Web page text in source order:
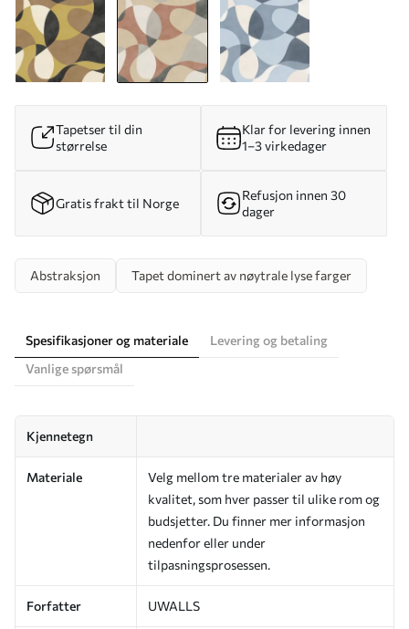
Tapetser til din
størrelse
Klar for levering innen
1–3 virkedager
Gratis frakt til Norge
Refusjon innen 30
dager
Abstraksjon Tapet dominert av nøytrale lyse farger
Spesifikasjoner og materiale
Levering og betaling
Vanlige spørsmål
Kjennetegn
Materiale
Velg mellom tre materialer av høy
kvalitet, som hver passer til ulike rom og
budsjetter. Du finner mer informasjon
nedenfor eller under
tilpasningsprosessen.
Forfatter UWALLS